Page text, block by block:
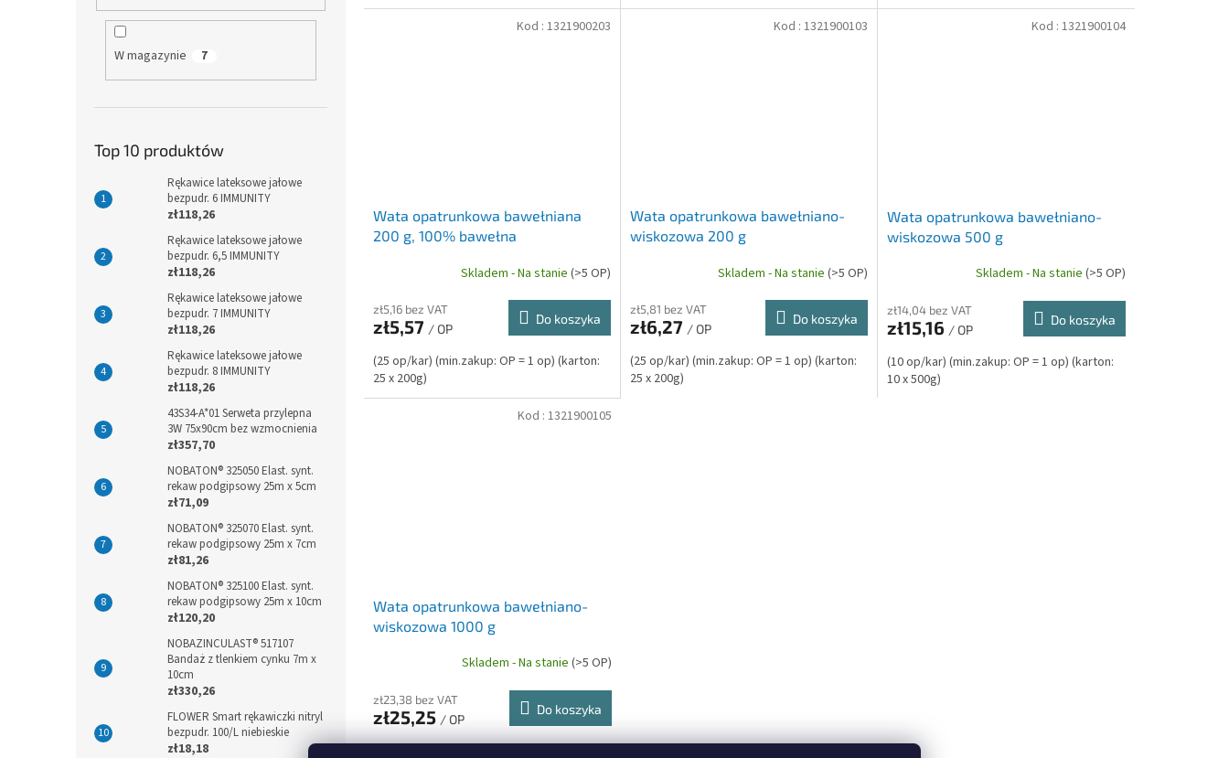
W magazynie 7
Top 10 produktów
Rękawice lateksowe jałowe
bezpudr. 6 IMMUNITY
zł118,26
Rękawice lateksowe jałowe
bezpudr. 6,5 IMMUNITY
zł118,26
Rękawice lateksowe jałowe
bezpudr. 7 IMMUNITY
zł118,26
Rękawice lateksowe jałowe
bezpudr. 8 IMMUNITY
zł118,26
43S34-A*01 Serweta przylepna
3W 75x90cm bez wzmocnienia
zł357,70
NOBATON® 325050 Elast. synt.
rekaw podgipsowy 25m x 5cm
zł71,09
NOBATON® 325070 Elast. synt.
rekaw podgipsowy 25m x 7cm
zł81,26
NOBATON® 325100 Elast. synt.
rekaw podgipsowy 25m x 10cm
zł120,20
NOBAZINCULAST® 517107
Bandaż z tlenkiem cynku 7m x
10cm
zł330,26
FLOWER Smart rękawiczki nitryl
bezpudr. 100/L niebieskie
zł18,18
Wata opatrunkowa bawełniana
200 g, 100% bawełna
Skladem - Na stanie (>5 OP)
zł5,16 bez VAT
zł5,57 / OP
Do koszyka
(25 op/kar) (min.zakup: OP = 1 op) (karton:
25 x 200g)
Kod : 1321900203
Wata opatrunkowa bawełniano-
wiskozowa 200 g
Skladem - Na stanie (>5 OP)
zł5,81 bez VAT
zł6,27 / OP
Do koszyka
(25 op/kar) (min.zakup: OP = 1 op) (karton:
25 x 200g)
Kod : 1321900103
Wata opatrunkowa bawełniano-
wiskozowa 500 g
Skladem - Na stanie (>5 OP)
zł14,04 bez VAT
zł15,16 / OP
Do koszyka
(10 op/kar) (min.zakup: OP = 1 op) (karton:
10 x 500g)
Kod : 1321900104
Wata opatrunkowa bawełniano-
wiskozowa 1000 g
Skladem - Na stanie (>5 OP)
zł23,38 bez VAT
zł25,25 / OP
Do koszyka
Kod : 1321900105